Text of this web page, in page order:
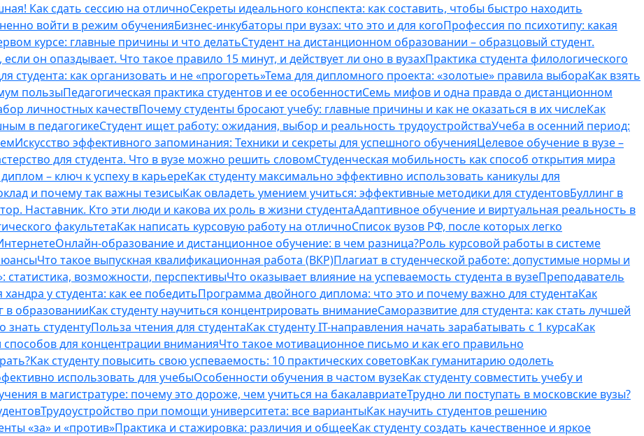
Как сдать сессию на отличноСекреты идеального конспекта: как составить, чтобы быстро находить
войти в режим обученияБизнес-инкубаторы при вузах: что это и для когоПрофессия по психотипу: какая
курсе: главные причины и что делатьСтудент на дистанционном образовании – образцовый студент.
он опаздывает. Что такое правило 15 минут, и действует ли оно в вузахПрактика студента филологического
студента: как организовать и не «прогореть»Тема для дипломного проекта: «золотые» правила выбораКак взять
пользыПедагогическая практика студентов и ее особенностиСемь мифов и одна правда о дистанционном
личностных качествПочему студенты бросают учебу: главные причины и как не оказаться в их числеКак
в педагогикеСтудент ищет работу: ожидания, выбор и реальность трудоустройстваУчеба в осенний период:
Искусство эффективного запоминания: Техники и секреты для успешного обученияЦелевое обучение в вузе –
для студента. Что в вузе можно решить словомСтуденческая мобильность как способ открытия мира
– ключ к успеху в карьереКак студенту максимально эффективно использовать каникулы для
и почему так важны тезисыКак овладеть умением учиться: эффективные методики для студентовБуллинг в
Наставник. Кто эти люди и какова их роль в жизни студентаАдаптивное обучение и виртуальная реальность в
факультетаКак написать курсовую работу на отличноСписок вузов РФ, после которых легко
Онлайн-образование и дистанционное обучение: в чем разница?Роль курсовой работы в системе
Что такое выпускная квалификационная работа (ВКР)Плагиат в студенческой работе: допустимые нормы и
возможности, перспективыЧто оказывает влияние на успеваемость студента в вузеПреподаватель
у студента: как ее победитьПрограмма двойного диплома: что это и почему важно для студентаКак
в образованииКак студенту научиться концентрировать вниманиеСаморазвитие для студента: как стать лучшей
знать студентуПольза чтения для студентаКак студенту IT-направления начать зарабатывать с 1 курсаКак
способов для концентрации вниманияЧто такое мотивационное письмо и как его правильно
Как студенту повысить свою успеваемость: 10 практических советовКак гуманитарию одолеть
использовать для учебыОсобенности обучения в частом вузеКак студенту совместить учебу и
в магистратуре: почему это дороже, чем учиться на бакалавриатеТрудно ли поступать в московские вузы?
Трудоустройство при помощи университета: все вариантыКак научить студентов решению
«за» и «против»Практика и стажировка: различия и общееКак студенту создать качественное и яркое